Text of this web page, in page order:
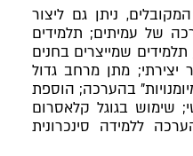
ניתן גם ליצור
של עמיתים; תלמידים
שמייצרים בחנים
מתן מרחב גדול
בהערכה; הוספת
שימוש בגוגל קלאסרום
ללמידה סינכרונית